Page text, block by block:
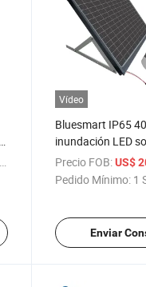
Vídeo
Bluesmart IP65
inundación LED
exteriores
Precio FOB: US$
Pedido Mínimo: 1
Enviar